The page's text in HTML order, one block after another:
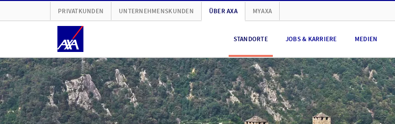
PRIVATKUNDEN UNTERNEHMENSKUNDEN ÜBER AXA MYAXA
STANDORTE JOBS & KARRIERE MEDIEN